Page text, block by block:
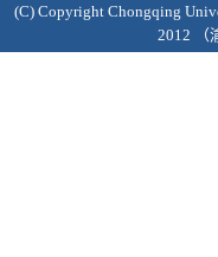
(C) Copyright Chongqing
2012 （